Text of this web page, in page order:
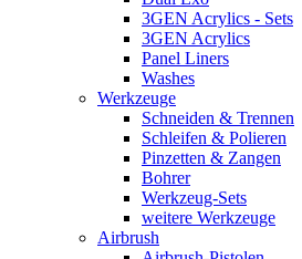
3GEN Acrylics - Sets
3GEN Acrylics
Panel Liners
Washes
Werkzeuge
Schneiden & Trennen
Schleifen & Polieren
Pinzetten & Zangen
Bohrer
Werkzeug-Sets
weitere Werkzeuge
Airbrush